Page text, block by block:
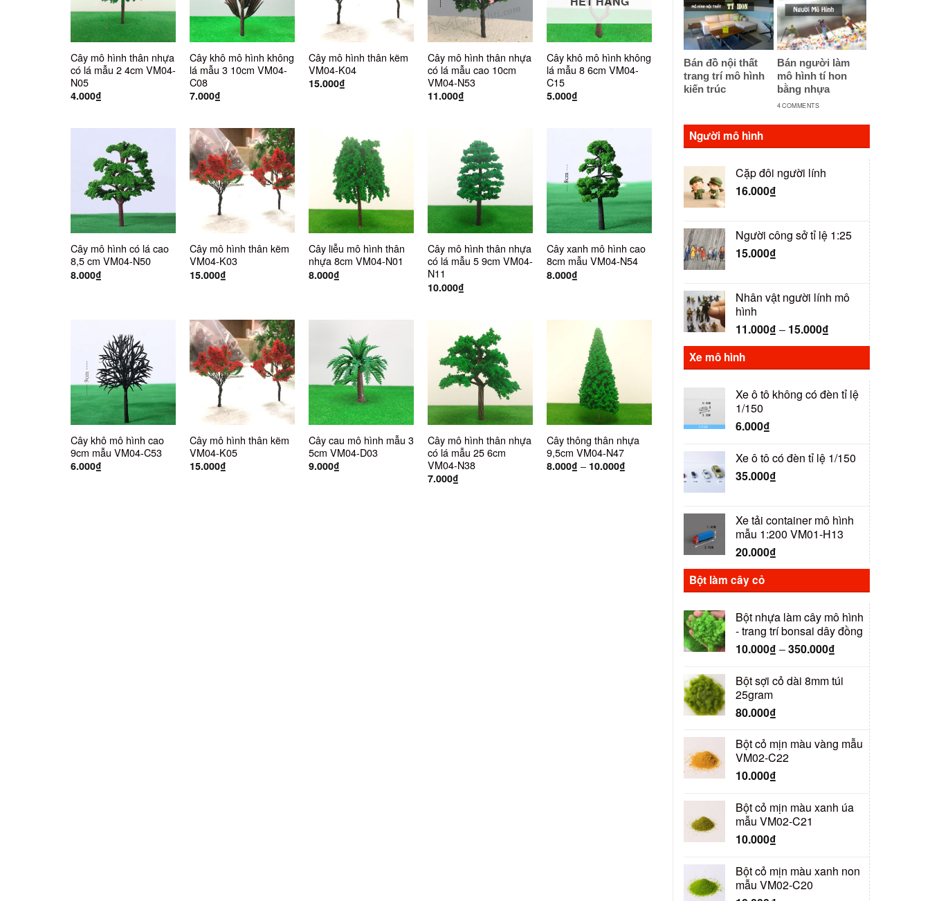
Cây mô hình thân nhựa
có lá mẫu 2 4cm VM04-
N05
4.000₫
Cây khô mô hình không
lá mẫu 3 10cm VM04-
C08
7.000₫
Cây mô hình thân kẽm
VM04-K04
15.000₫
Cây mô hình thân nhựa
có lá mẫu cao 10cm
VM04-N53
11.000₫
Cây khô mô hình không
lá mẫu 8 6cm VM04-
C15
5.000₫
Cây mô hình có lá cao
8,5 cm VM04-N50
8.000₫
Cây mô hình thân kẽm
VM04-K03
15.000₫
Cây liễu mô hình thân
nhựa 8cm VM04-N01
8.000₫
Cây mô hình thân nhựa
có lá mẫu 5 9cm VM04-
N11
10.000₫
Cây xanh mô hình cao
8cm mẫu VM04-N54
8.000₫
Cây khô mô hình cao
9cm mẫu VM04-C53
6.000₫
Cây mô hình thân kẽm
VM04-K05
15.000₫
Cây cau mô hình mẫu 3
5cm VM04-D03
9.000₫
Cây mô hình thân nhựa
có lá mẫu 25 6cm
VM04-N38
7.000₫
Cây thông thân nhựa
9,5cm VM04-N47
8.000₫ – 10.000₫
Bán đồ nội thất
trang trí mô hình
kiến trúc
Bán người làm
mô hình tí hon
bằng nhựa
4 COMMENTS
Người mô hình
Cặp đôi người lính
16.000₫
Người công sở tỉ lệ 1:25
15.000₫
Nhân vật người lính mô
hình
11.000₫ – 15.000₫
Xe mô hình
Xe ô tô không có đèn tỉ lệ
1/150
6.000₫
Xe ô tô có đèn tỉ lệ 1/150
35.000₫
Xe tải container mô hình
mẫu 1:200 VM01-H13
20.000₫
Bột làm cây cỏ
Bột nhựa làm cây mô hình
- trang trí bonsai dây đồng
10.000₫ –350.000₫
Bột sợi cỏ dài 8mm túi
25gram
80.000₫
Bột cỏ mịn màu vàng mẫu
VM02-C22
10.000₫
Bột cỏ mịn màu xanh úa
mẫu VM02-C21
10.000₫
Bột cỏ mịn màu xanh non
mẫu VM02-C20